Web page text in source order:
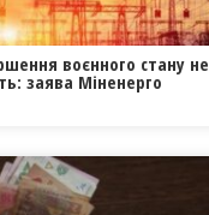
воєнного стану не
заява Міненерго